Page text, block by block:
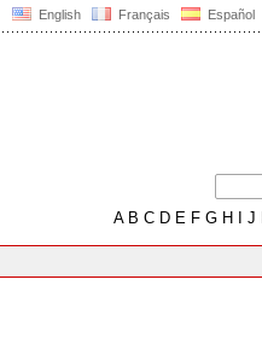
English Français Español
AB C D E F G H J